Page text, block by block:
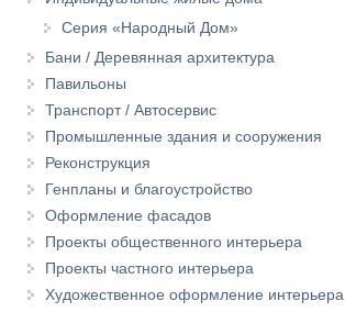
Серия «Народный Дом»
Бани / Деревянная архитектура
Павильоны
Транспорт / Автосервис
Промышленные здания и сооружения
Реконструкция
Генпланы и благоустройство
Оформление фасадов
Проекты общественного интерьера
Проекты частного интерьера
Художественное оформление интерьера